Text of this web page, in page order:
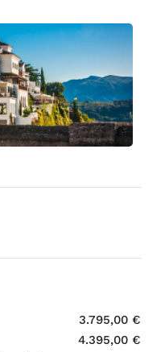
3.795,00 €
4.395,00 €